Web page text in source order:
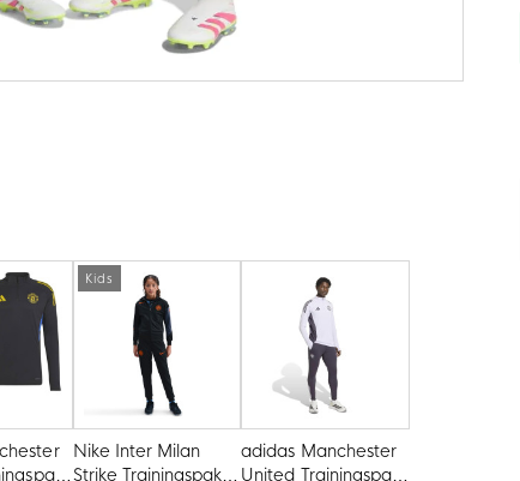
Kids
Nike Inter Milan
Strike Trainingspak
adidas Manchester
United Trainingspak